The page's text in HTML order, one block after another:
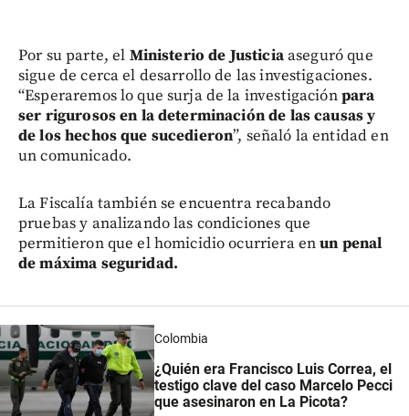
Por su parte, el Ministerio de Justiciaaseguró que
sigue de cerca el desarrollo de las investigaciones.
“Esperaremos lo que surja de la investigaciónpara
ser rigurosos en la determinación de las causas y
de los hechos que sucedieron”, señaló la entidad en
un comunicado.
La Fiscalía también se encuentra recabando
pruebas y analizando las condiciones que
permitieron que el homicidio ocurriera enun penal
de máxima seguridad.
Colombia
¿Quién era Francisco Luis Correa, el
testigo clave del caso Marcelo Pecci
que asesinaron en La Picota?